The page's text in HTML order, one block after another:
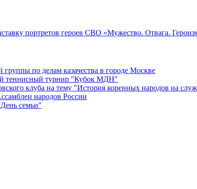
портретов героев СВО «Мужество. Отвага.
по делам казачества в городе Москве
теннисный турнир "Кубок МДН"
клуба на тему "История коренных народов на
народов России
семьи"